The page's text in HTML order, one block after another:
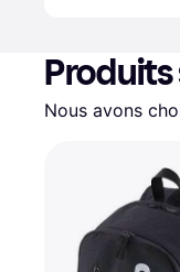
Produits
Nous avons